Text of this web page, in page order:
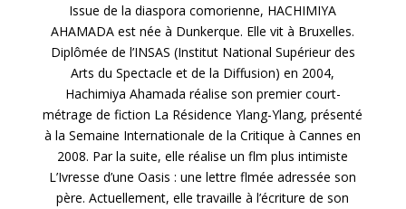
Issue de la diaspora comorienne, HACHIMIYA
AHAMADA est née à Dunkerque. Elle vit à Bruxelles.
Diplômée de l’INSAS (Institut National Supérieur des
Arts du Spectacle et de la Diffusion) en 2004,
Hachimiya Ahamada réalise son premier court-
métrage de fiction La Résidence Ylang-Ylang, présenté
à la Semaine Internationale de la Critique à Cannes en
2008. Par la suite, elle réalise un flm plus intimiste
L’Ivresse d’une Oasis : une lettre flmée adressée son
père. Actuellement, elle travaille à l’écriture de son